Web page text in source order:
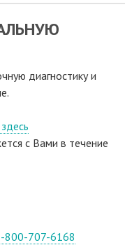
диагностику и
с Вами в течение
800-707-6168